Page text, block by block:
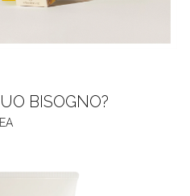
BISOGNO?